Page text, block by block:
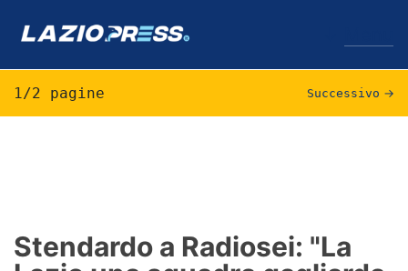
Formello
1/2 pagine Successivo →
Stendardo a Radiosei: "La